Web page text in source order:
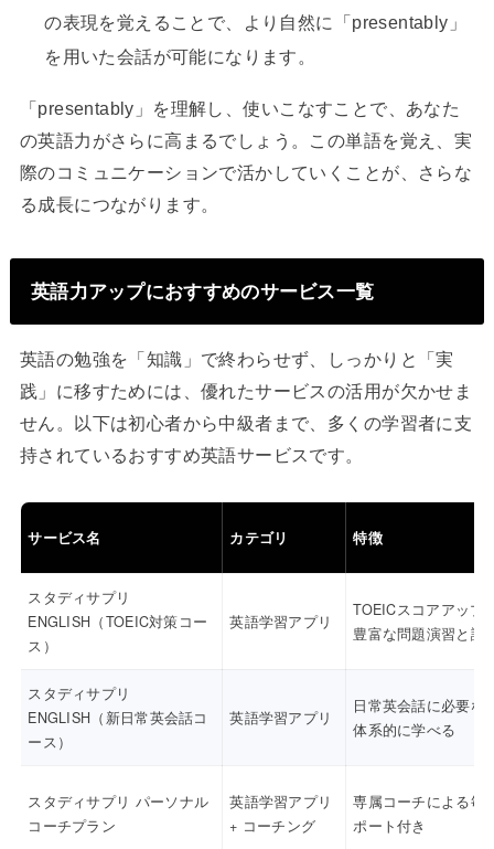
の表現を覚えることで、より自然に「presentably」
を用いた会話が可能になります。
「presentably」を理解し、使いこなすことで、あなた
の英語力がさらに高まるでしょう。この単語を覚え、実
際のコミュニケーションで活かしていくことが、さらな
る成長につながります。
英語力アップにおすすめのサービス一覧
英語の勉強を「知識」で終わらせず、しっかりと「実
践」に移すためには、優れたサービスの活用が欠かせま
せん。以下は初心者から中級者まで、多くの学習者に支
持されているおすすめ英語サービスです。
サービス名 カテゴリ 特徴
スタディサプリ
ENGLISH（TOEIC対策コー
ス）
英語学習アプリ
TOEICスコアアップ
豊富な問題演習と講
スタディサプリ
ENGLISH（新日常英会話コ
ース）
英語学習アプリ
日常英会話に必要な
体系的に学べる
スタディサプリ パーソナル
コーチプラン
英語学習アプリ
+ コーチング
専属コーチによる毎
ポート付き